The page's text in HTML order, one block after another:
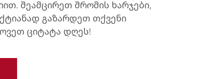
შეამცირეთ შრომის ხარჯები,
გაზარდეთ თქვენი
ციტატა დღეს!